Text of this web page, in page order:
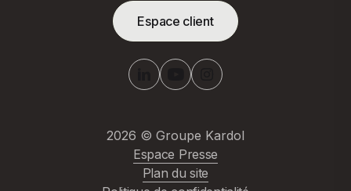
Espace client
2026 © Groupe Kardol
Espace Presse
Plan du site